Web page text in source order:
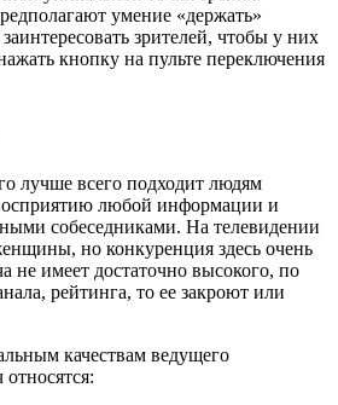
умение «держать»
зрителей, чтобы у них
кнопку на пульте переключения
лучше всего подходит людям
любой информации и
собеседниками. На телевидении
но конкуренция здесь очень
не имеет достаточно высокого, по
рейтинга, то ее закроют или
качествам ведущего